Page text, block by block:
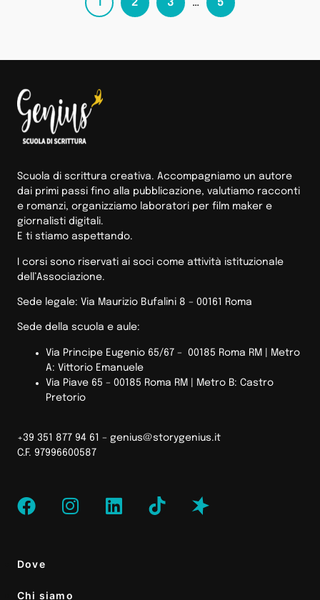
1 2 3 … 5
Scuola di scrittura creativa. Accompagniamo un autore
dai primi passi fino alla pubblicazione, valutiamo racconti
e romanzi, organizziamo laboratori per film maker e
giornalisti digitali.
E ti stiamo aspettando.
I corsi sono riservati ai soci come attività istituzionale
dell’Associazione.
Sede legale: Via Maurizio Bufalini 8 – 00161 Roma
Sede della scuola e aule:
Via Principe Eugenio 65/67 – 00185 Roma RM |
Metro
A: Vittorio Emanuele
Via Piave 65 – 00185 Roma RM | Metro B: Castro
Pretorio
+39 351 877 94 61 – genius@storygenius.it
C.F. 97996600587
Dove
Chi siamo